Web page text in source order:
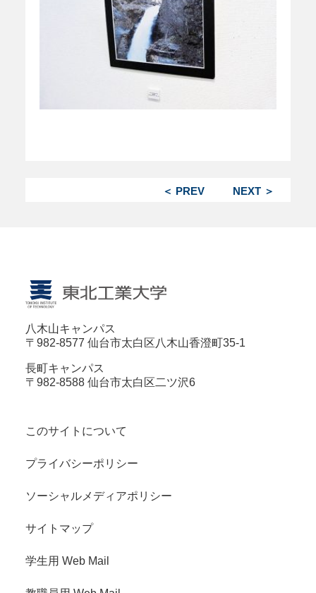
NEXT ＞
＜ PREV
八木山キャンパス
〒982-8577 仙台市太白区八木山香澄町35-1
長町キャンパス
〒982-8588 仙台市太白区二ツ沢6
このサイトについて
プライバシーポリシー
ソーシャルメディアポリシー
サイトマップ
学生用 Web Mail